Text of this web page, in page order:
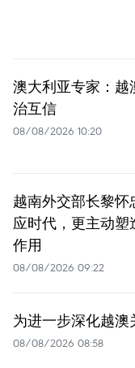
澳大利亚专家：越
治互信
08/08/2026 10:20
越南外交部长黎
应时代，更主动
作用
08/08/2026 09:22
为进一步深化越澳
08/08/2026 08:58